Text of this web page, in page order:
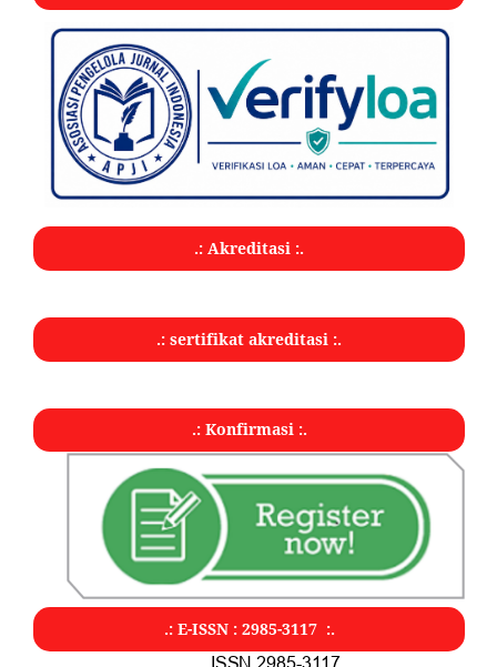
.: Akreditasi :.
.: sertifikat akreditasi :.
.: Konfirmasi :.
.: E-ISSN : 2985-3117 :.